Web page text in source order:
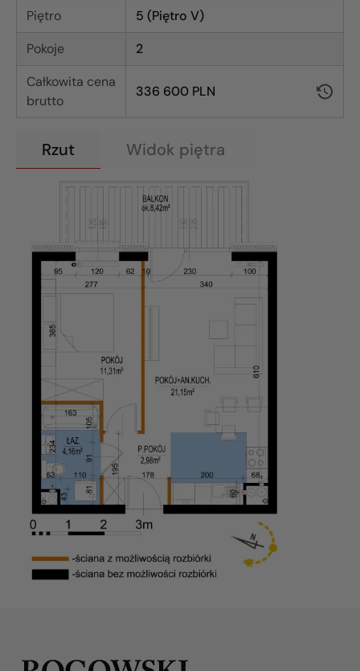
Piętro
5 (Piętro V)
Pokoje
2
Całkowita cena
brutto
336 600 PLN
Rzut Widok piętra